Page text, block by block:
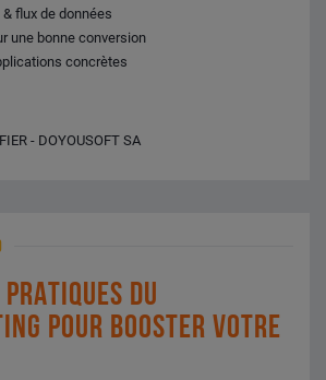
flux de données
une bonne conversion
concrètes
- DOYOUSOFT SA
DU
POUR BOOSTER VOTRE